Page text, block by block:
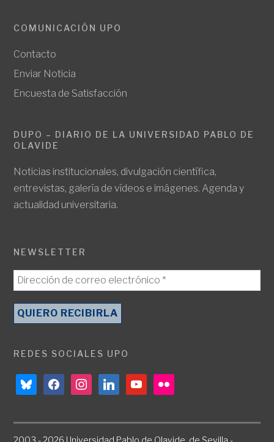
COMUNICACIÓN UPO
Contacto
Enviar Noticia
Encuesta de Satisfacción
DUPO – DIARIO DE LA UNIVERSIDAD PABLO DE
OLAVIDE
Noticias institucionales, divulgación científica,
entrevistas, galería de vídeos e imágenes. Agenda y
actualidad universitaria.
NEWSLETTER
REDES SOCIALES UPO
blueskyfacebookinstagramlinkedinyoutubeflickr
2003 - 2026 Universidad Pablo de Olavide, de Sevilla -